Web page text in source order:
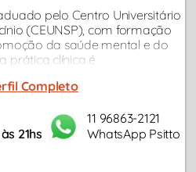
pelo Centro Universitário
(CEUNSP), com formação
da saúde mental e do
prática clínica é
através de curso...
Completo
21hs
11 96863-2121
WhatsApp Psitto